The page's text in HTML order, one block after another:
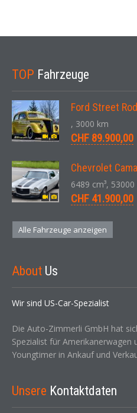
TOP Fahrzeuge
, 3000 km
CHF 89.900,00
6489 cm³, 53000
CHF 41.900,00
Alle Fahrzeuge anzeigen
About Us
Wir sind US-Car-Spezialist
Die Auto-Zimmerli GmbH hat
Spezialist für Amerikanerwagen
Youngtimer in Ankauf und
Unsere Kontaktdaten